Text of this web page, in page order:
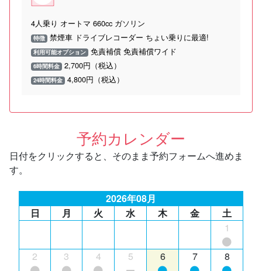
4人乗り オートマ 660cc ガソリン
特徴 禁煙車 ドライブレコーダー ちょい乗りに最適!
利用可能オプション 免責補償 免責補償ワイド
6時間料金 2,700円（税込）
24時間料金 4,800円（税込）
予約カレンダー
日付をクリックすると、そのまま予約フォームへ進めま
す。
2026年08月
日
月 火 水 木 金
土
1
2 3 4 5 6 7 8